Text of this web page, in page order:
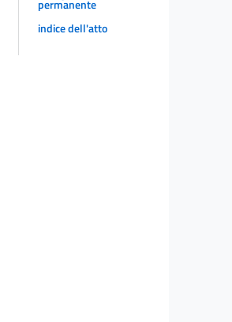
permanente
indice dell'atto